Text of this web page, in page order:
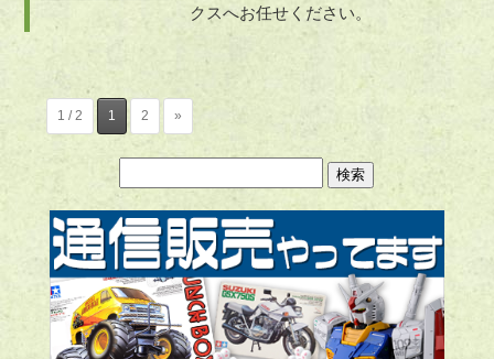
クスへお任せください。
1 / 2 1 2 »